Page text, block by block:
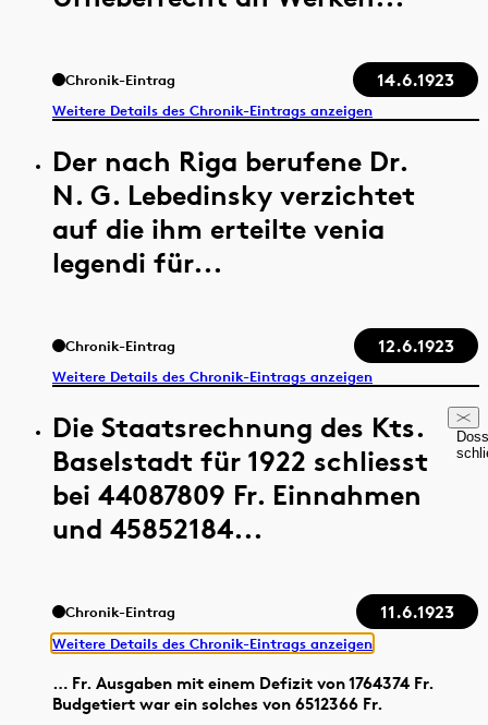
Chronik-Eintrag 14.6.1923
Weitere Details des Chronik-Eintrags anzeigen
Der nach Riga berufene Dr.
N. G. Lebedinsky verzichtet
auf die ihm erteilte venia
legendi für...
Chronik-Eintrag 12.6.1923
Weitere Details des Chronik-Eintrags anzeigen
Die Staatsrechnung des Kts.
Baselstadt für 1922 schliesst
bei 44087809 Fr. Einnahmen
und 45852184...
Chronik-Eintrag 11.6.1923
Weitere Details des Chronik-Eintrags anzeigen
… Fr. Ausgaben mit einem Defizit von 1764374 Fr.
Budgetiert war ein solches von 6512366 Fr.